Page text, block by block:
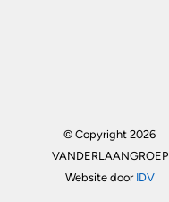
© Copyright 2026
VANDERLAANGROEP
Website door IDV